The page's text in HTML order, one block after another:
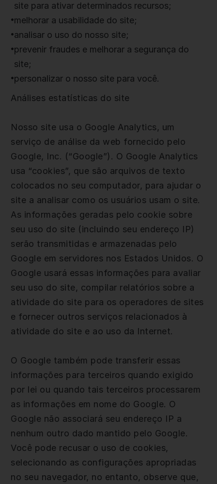
site para ativar determinados recursos;
melhorar a usabilidade do site;
analisar o uso do nosso site;
prevenir fraudes e melhorar a segurança do
site;
personalizar o nosso site para você.
Análises estatísticas do site
Nosso site usa o Google Analytics, um
serviço de análise da web fornecido pelo
Google, Inc. (“Google”). O Google Analytics
usa “cookies”, que são arquivos de texto
colocados no seu computador, para ajudar o
site a analisar como os usuários usam o site.
As informações geradas pelo cookie sobre
seu uso do site (incluindo seu endereço IP)
serão transmitidas e armazenadas pelo
Google em servidores nos Estados Unidos. O
Google usará essas informações para avaliar
seu uso do site, compilar relatórios sobre a
atividade do site para os operadores de sites
e fornecer outros serviços relacionados à
atividade do site e ao uso da Internet.
O Google também pode transferir essas
informações para terceiros quando exigido
por lei ou quando tais terceiros processarem
as informações em nome do Google. O
Google não associará seu endereço IP a
nenhum outro dado mantido pelo Google.
Você pode recusar o uso de cookies,
selecionando as configurações apropriadas
no seu navegador, no entanto, observe que,